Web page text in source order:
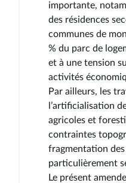
importante,
des résidences
communes de
% du parc de
et à une tension
activités
Par ailleurs, les
l’artificialisation
agricoles et
contraintes
fragmentation
particulièrement
Le présent